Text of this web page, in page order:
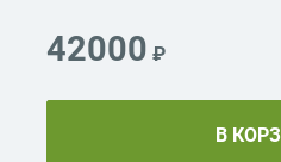
42000 ₽